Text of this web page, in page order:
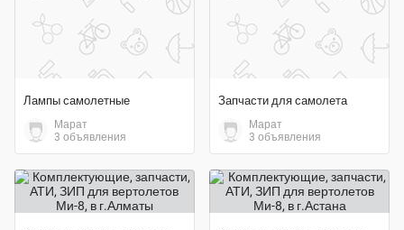
Лампы самолетные
Марат
3 объявления
Запчасти для самолета
Марат
3 объявления